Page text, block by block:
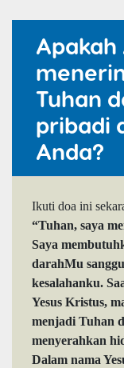
Apakah
Tuhan
pribadi
Anda?
Ikuti doa ini
“Tuhan, saya
Saya
darahMu
kesalahanku.
Yesus Kristus,
menjadi Tuhan
menyerahkan
Dalam nama